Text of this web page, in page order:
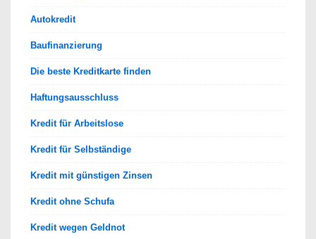
Autokredit
Baufinanzierung
Die beste Kreditkarte finden
Haftungsausschluss
Kredit für Arbeitslose
Kredit für Selbständige
Kredit mit günstigen Zinsen
Kredit ohne Schufa
Kredit wegen Geldnot